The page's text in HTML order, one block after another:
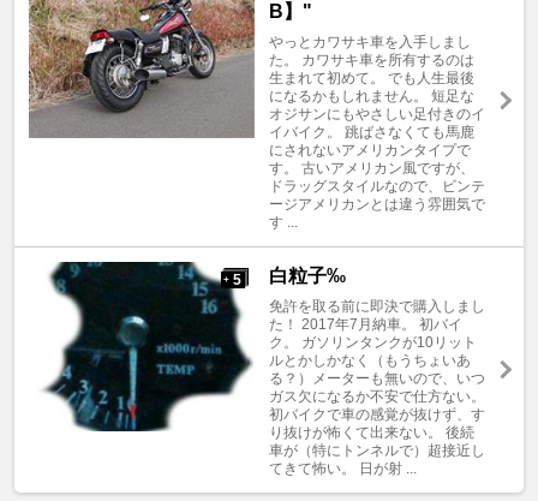
B】"
やっとカワサキ車を入手しまし
た。 カワサキ車を所有するのは
生まれて初めて。 でも人生最後
になるかもしれません。 短足な
オジサンにもやさしい足付きのイ
イバイク。 跳ばさなくても馬鹿
にされないアメリカンタイプで
す。 古いアメリカン風ですが、
ドラッグスタイルなので、ビンテ
ージアメリカンとは違う雰囲気で
す ...
+ 5 白粒子‰
免許を取る前に即決で購入しまし
た！ 2017年7月納車。 初バイ
ク。 ガソリンタンクが10リット
ルとかしかなく（もうちょいあ
る？）メーターも無いので、いつ
ガス欠になるか不安で仕方ない。
初バイクで車の感覚が抜けず、す
り抜けが怖くて出来ない。 後続
車が（特にトンネルで）超接近し
てきて怖い。 日が射 ...